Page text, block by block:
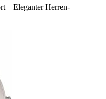
– Eleganter Herren-